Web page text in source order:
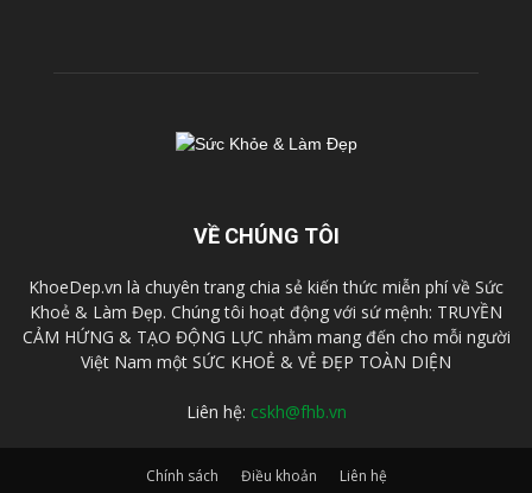
VỀ CHÚNG TÔI
KhoeDep.vn là chuyên trang chia sẻ kiến thức miễn phí về Sức
Khoẻ & Làm Đẹp. Chúng tôi hoạt động với sứ mệnh: TRUYỀN
CẢM HỨNG & TẠO ĐỘNG LỰC nhằm mang đến cho mỗi người
Việt Nam một SỨC KHOẺ & VẺ ĐẸP TOÀN DIỆN
Liên hệ: cskh@fhb.vn
Chính sách Điều khoản Liên hệ